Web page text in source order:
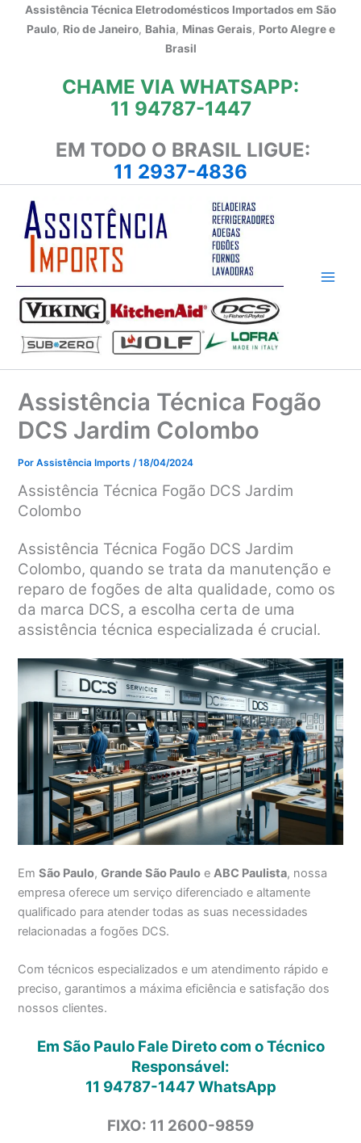
Assistência Técnica Eletrodomésticos Importados em São
Paulo, Rio de Janeiro, Bahia, Minas Gerais, Porto Alegre e
Brasil
CHAME VIA WHATSAPP:
11 94787-1447
EM TODO O BRASIL LIGUE:
11 2937-4836
Assistência Técnica Fogão
DCS Jardim Colombo
PorAssistência Imports/18/04/2024
Assistência Técnica Fogão DCS Jardim
Colombo
Assistência Técnica Fogão DCS Jardim
Colombo, quando se trata da manutenção e
reparo de fogões de alta qualidade, como os
da marca DCS, a escolha certa de uma
assistência técnica especializada é crucial.
EmSão Paulo,Grande São Paulo eABC Paulista, nossa
empresa oferece um serviço diferenciado e altamente
qualificado para atender todas as suas necessidades
relacionadas a fogões DCS.
Com técnicos especializados e um atendimento rápido e
preciso, garantimos a máxima eficiência e satisfação dos
nossos clientes.
Em São Paulo Fale Direto com o Técnico
Responsável:
11 94787-1447WhatsApp
FIXO: 11 2600-9859